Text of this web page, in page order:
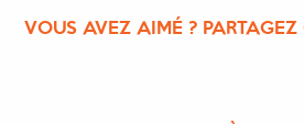
VOUS AVEZ AIMÉ ? PARTAGEZ